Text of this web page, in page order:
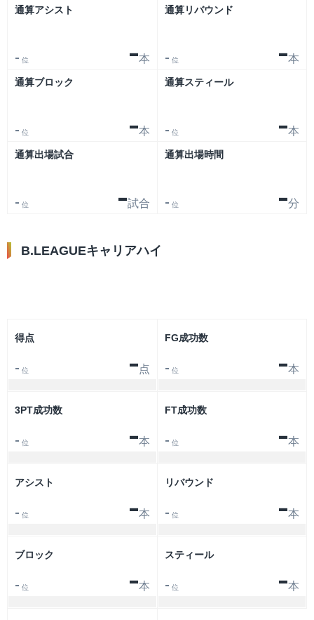
通算アシスト
- 位 -本
通算リバウンド
- 位 -本
通算ブロック
- 位 -本
通算スティール
- 位 -本
通算出場試合
- 位 -試合
通算出場時間
- 位 -分
B.LEAGUEキャリアハイ
得点
- 位 -点
FG成功数
- 位 -本
3PT成功数
- 位 -本
FT成功数
- 位 -本
アシスト
- 位 -本
リバウンド
- 位 -本
ブロック
- 位 -本
スティール
- 位 -本